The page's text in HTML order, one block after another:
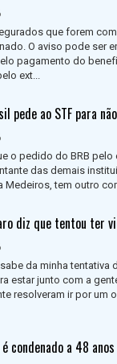
que forem
O aviso pode ser
pagamento do
ext...
pede ao STF para
o pedido do BRB
das demais
Medeiros, tem outro
diz que tentou ter
da minha tentativa
estar junto com a
resolveram ir por um
condenado a 48